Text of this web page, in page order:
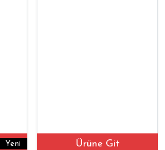
Yeni Ürüne Git